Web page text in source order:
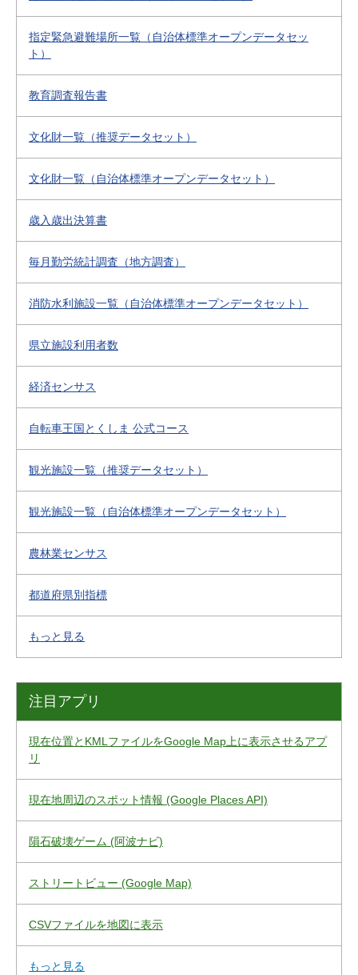
指定緊急避難場所一覧（自治体標準オープンデータセッ
ト）
教育調査報告書
文化財一覧（推奨データセット）
文化財一覧（自治体標準オープンデータセット）
歳入歳出決算書
毎月勤労統計調査（地方調査）
消防水利施設一覧（自治体標準オープンデータセット）
県立施設利用者数
経済センサス
自転車王国とくしま 公式コース
観光施設一覧（推奨データセット）
観光施設一覧（自治体標準オープンデータセット）
農林業センサス
都道府県別指標
もっと見る
注目アプリ
現在位置とKMLファイルをGoogle Map上に表示させるアプ
リ
現在地周辺のスポット情報 (Google Places API)
隕石破壊ゲーム (阿波ナビ)
ストリートビュー (Google Map)
CSVファイルを地図に表示
もっと見る